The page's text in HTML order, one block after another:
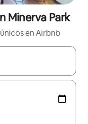
Minerva Park
en Airbnb
navega con las